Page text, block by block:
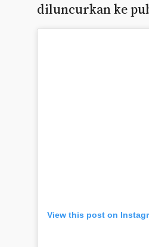
diluncurkan ke
View this post on